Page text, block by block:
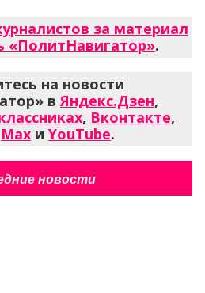
за материал
«ПолитНавигатор».
на новости
вЯндекс.Дзен,
, Вконтакте,
Max и YouTube.
новости